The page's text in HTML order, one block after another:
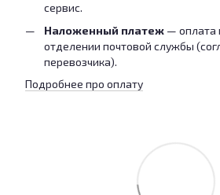
сервис.
Наложенный платеж — оплата
отделении почтовой службы
перевозчика).
Подробнее про оплату